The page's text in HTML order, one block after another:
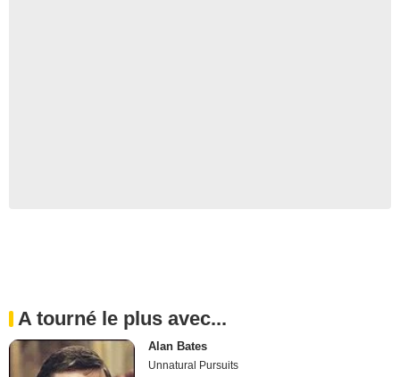
A tourné le plus avec...
Alan Bates
Unnatural Pursuits